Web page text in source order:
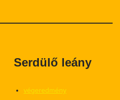
Serdülő leány
végeredmény